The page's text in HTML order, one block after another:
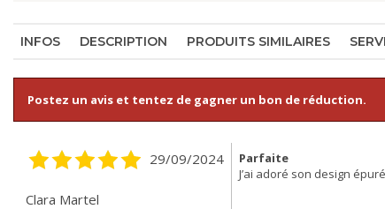
INFOS DESCRIPTION PRODUITS SIMILAIRES
Postez un avis et tentez de gagner un bon de réduction.
29/09/2024
Clara Martel
Parfaite
J’ai adoré son design